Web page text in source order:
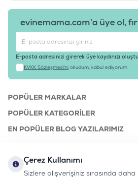
evinemama.com’a üye ol,
E-posta adresinizi girerek üye kaydınızı
KVKK Sözleşmesi'ni okudum, kabul ediyorum.
POPÜLER MARKALAR
POPÜLER KATEGORILER
EN POPÜLER BLOG YAZILARIMIZ
KURUMSAL
Çerez Kullanımı
Sizlere alışverişiniz sırasında